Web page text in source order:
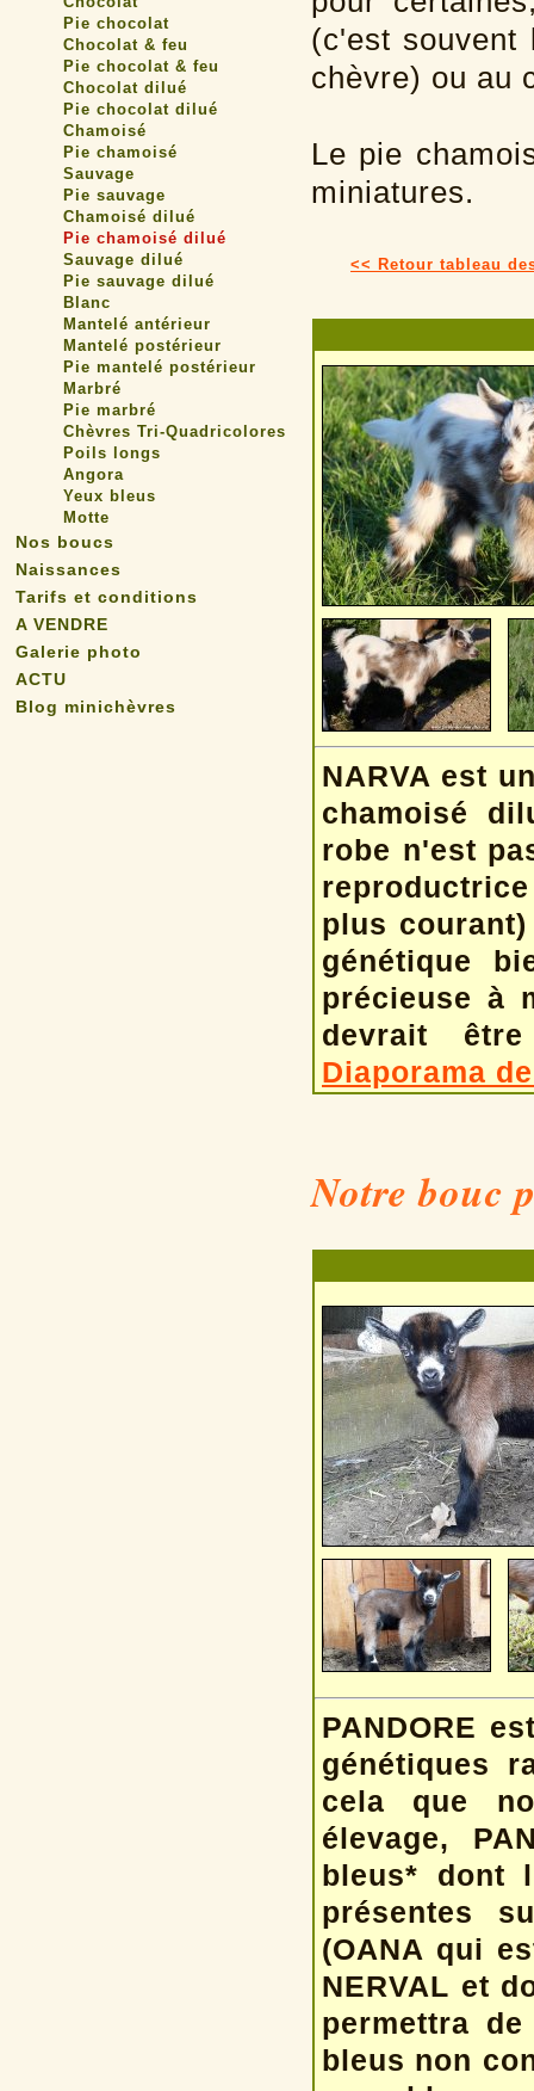
Pie chocolat
Chocolat & feu
Pie chocolat & feu
Chocolat dilué
Pie chocolat dilué
Chamoisé
Pie chamoisé
Sauvage
Pie sauvage
Chamoisé dilué
Pie chamoisé dilué
Sauvage dilué
Pie sauvage dilué
Blanc
Mantelé antérieur
Mantelé postérieur
Pie mantelé postérieur
Marbré
Pie marbré
Chèvres Tri-Quadricolores
Poils longs
Angora
Yeux bleus
Motte
Nos boucs
Naissances
Tarifs et conditions
A VENDRE
Galerie photo
ACTU
Blog minichèvres
(c'est souvent
chèvre) ou au
Le pie
miniatures.
<< Retour tableau
NARVA est
chamoisé
robe n'est
plus
génétique
précieuse à
devrait
Diaporama
Notre bouc
PANDORE
génétiques
cela que
élevage,
bleus* dont
présentes
(OANA qui
NERVAL et
permettra
bleus non